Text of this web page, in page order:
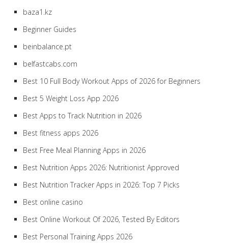
baza1.kz
Beginner Guides
beinbalance.pt
belfastcabs.com
Best 10 Full Body Workout Apps of 2026 for Beginners
Best 5 Weight Loss App 2026
Best Apps to Track Nutrition in 2026
Best fitness apps 2026
Best Free Meal Planning Apps in 2026
Best Nutrition Apps 2026: Nutritionist Approved
Best Nutrition Tracker Apps in 2026: Top 7 Picks
Best online casino
Best Online Workout Of 2026, Tested By Editors
Best Personal Training Apps 2026